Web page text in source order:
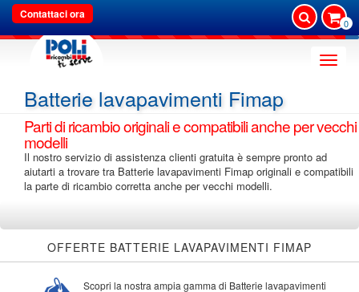
Contattaci ora
0
Toggle
Batterie lavapavimenti Fimap
Parti di ricambio originali e compatibili anche per vecchi
modelli
Il nostro servizio di assistenza clienti gratuita è sempre pronto ad
aiutarti a trovare tra Batterie lavapavimenti Fimap originali e compatibili
la parte di ricambio corretta anche per vecchi modelli.
OFFERTE BATTERIE LAVAPAVIMENTI FIMAP
Scopri la nostra ampia gamma di Batterie lavapavimenti